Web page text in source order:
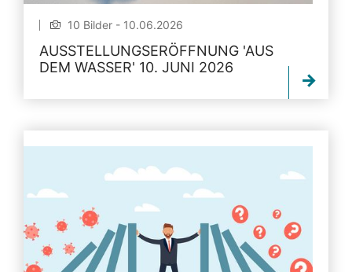
10 Bilder - 10.06.2026
AUSSTELLUNGSERÖFFNUNG 'AUS
DEM WASSER' 10. JUNI 2026